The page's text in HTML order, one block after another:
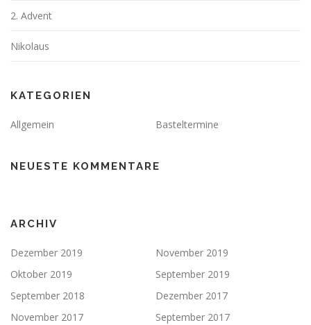
o
n
2. Advent
Nikolaus
KATEGORIEN
Allgemein Basteltermine
NEUESTE KOMMENTARE
ARCHIV
Dezember 2019
November 2019
Oktober 2019
September 2019
September 2018
Dezember 2017
November 2017
September 2017